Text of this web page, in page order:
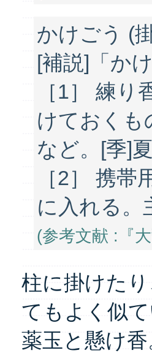
かけごう (
[補説]「か
［1］ 練
けておくも
など。[季]夏
［2］ 携
に入れる。
(参考文献 :『
柱に掛けた
てもよく似て
薬玉と懸け香